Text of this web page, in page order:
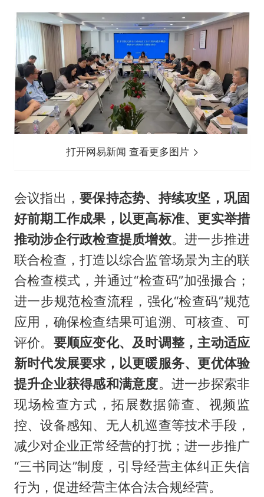
打开网易新闻 查看更多图片
会议指出，要保持态势、持续攻坚，巩固
好前期工作成果，以更高标准、更实举措
推动涉企行政检查提质增效。进一步推进
联合检查，打造以综合监管场景为主的联
合检查模式，并通过“检查码”加强撮合；
进一步规范检查流程，强化“检查码”规范
应用，确保检查结果可追溯、可核查、可
评价。 要顺应变化、及时调整，主动适应
新时代发展要求，以更暖服务、更优体验
提升企业获得感和满意度。进一步探索非
现场检查方式，拓展数据筛查、视频监
控、设备感知、无人机巡查等技术手段，
减少对企业正常经营的打扰；进一步推广
“三书同达”制度，引导经营主体纠正失信
行为，促进经营主体合法合规经营。